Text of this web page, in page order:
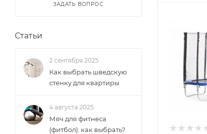
ЗАДАТЬ ВОПРОС
Статьи
2 сентября 2025
Как выбрать шведскую
стенку для квартиры
4 августа 2025
Мяч для фитнеса
(фитбол): как выбрать?